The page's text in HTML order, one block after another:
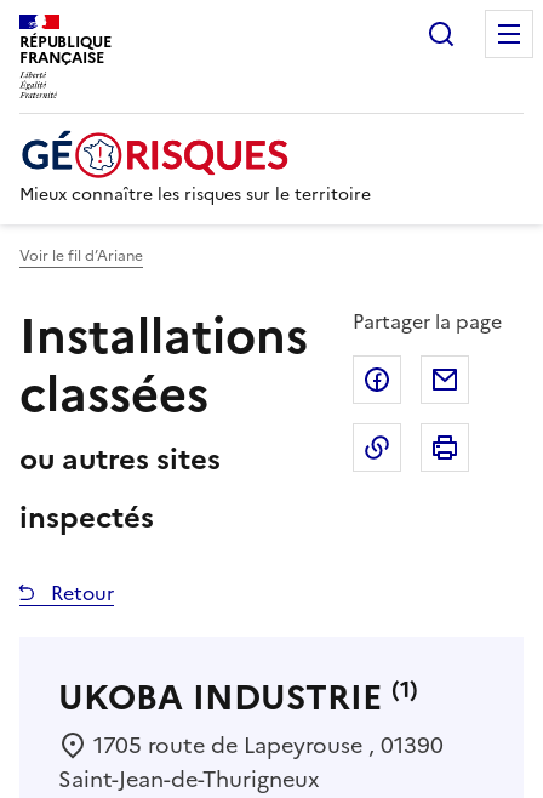
RÉPUBLIQUE
FRANÇAISE
Mieux connaître les risques sur le territoire
Voir le fil d’Ariane
Installations
classées
ou autres sites
inspectés
Partager la page
Partager sur
Copier dans
Retour
UKOBA INDUSTRIE (1)
1705 route de Lapeyrouse , 01390
Saint-Jean-de-Thurigneux